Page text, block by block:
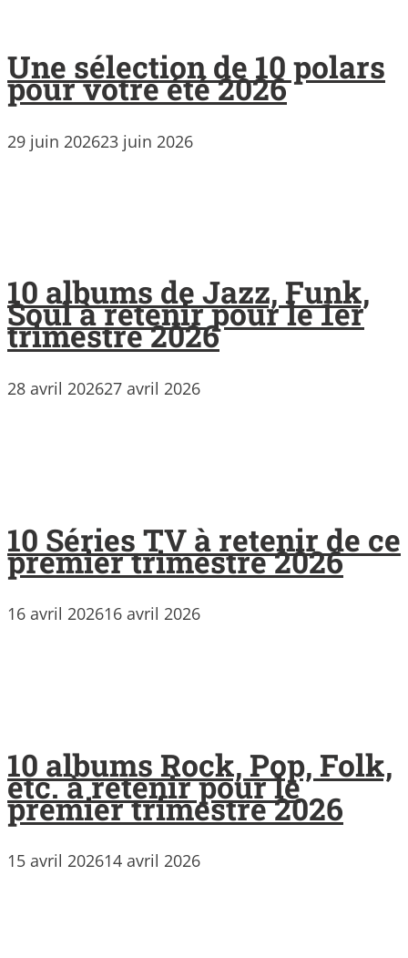
Une sélection de 10 polars
pour votre été 2026
29 juin 202623 juin 2026
10 albums de Jazz, Funk,
Soul à retenir pour le 1er
trimestre 2026
28 avril 202627 avril 2026
10 Séries TV à retenir de ce
premier trimestre 2026
16 avril 202616 avril 2026
10 albums Rock, Pop, Folk,
etc. à retenir pour le
premier trimestre 2026
15 avril 202614 avril 2026